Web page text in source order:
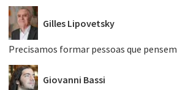
Gilles Lipovetsky
Precisamos formar pessoas que pensem
Giovanni Bassi